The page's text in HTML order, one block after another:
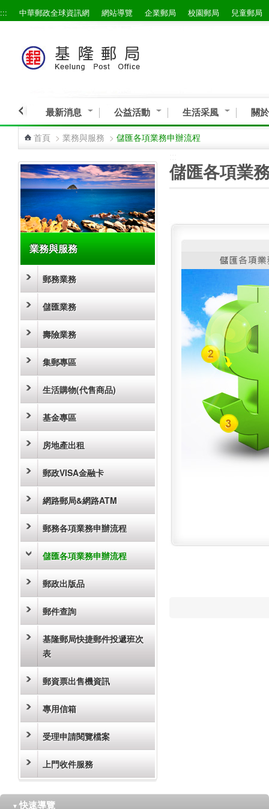
跳到主要內容區塊
::: 中華郵政全球資訊網 網站導覽 企業郵局 校園郵局 兒童郵局
最新消息 公益活動 生活采風 關
首頁 > 業務與服務 > 儲匯各項業務申辦流程
業務與服務
郵務業務
儲匯業務
壽險業務
集郵專區
生活購物(代售商品)
基金專區
房地產出租
郵政VISA金融卡
網路郵局&網路ATM
郵務各項業務申辦流程
儲匯各項業務申辦流程
郵政出版品
郵件查詢
基隆郵局快捷郵件投遞班次
表
郵資票出售機資訊
專用信箱
受理申請閱覽檔案
上門收件服務
儲匯各項業
▼ 快速導覽